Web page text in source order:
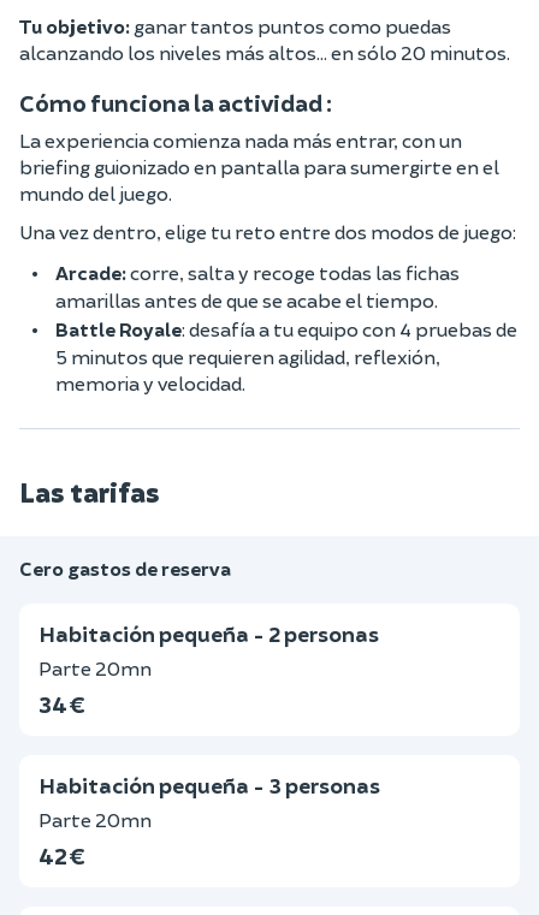
Tu objetivo: ganar tantos puntos como puedas
alcanzando los niveles más altos... en sólo 20 minutos.
Cómo funciona la actividad :
La experiencia comienza nada más entrar, con un
briefing guionizado en pantalla para sumergirte en el
mundo del juego.
Una vez dentro, elige tu reto entre dos modos de juego:
Arcade:corre, salta y recoge todas las fichas
amarillas antes de que se acabe el tiempo.
Battle Royale: desafía a tu equipo con 4 pruebas de
5 minutos que requieren agilidad, reflexión,
memoria y velocidad.
Las tarifas
Cero gastos de reserva
Habitación pequeña - 2 personas
Parte 20mn
34 €
Habitación pequeña - 3 personas
Parte 20mn
42 €